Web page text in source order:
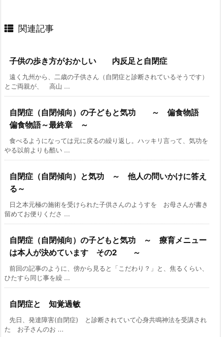
関連記事
子供の歩き方がおかしい 内反足と自閉症
遠く九州から、二歳の子供さん（自閉症と診断されているそうです）
とご両親が、 高山 ...
自閉症（自閉傾向）の子どもと気功 ～ 偏食物語
偏食物語～最終章 ～
食べるようになっては元に戻るの繰り返し。ハッキリ言って、気功を
やる以前よりも酷い ...
自閉症（自閉傾向）と気功 ～ 他人の問いかけに答え
る～
日之本元極の施術を受けられた子供さんのようすを お母さんが書き
留めてお便りくださ ...
自閉症（自閉傾向）の子どもと気功 ～ 療育メニュー
は本人が決めています その2 ～
前回の記事のように、傍から見ると「こだわり？」と、焦るくらい、
ひたすら同じ事を繰 ...
自閉症と 知覚過敏
先日、発達障害(自閉症) と診断されていて心身共鳴神法を受講され
た お子さんのお ...